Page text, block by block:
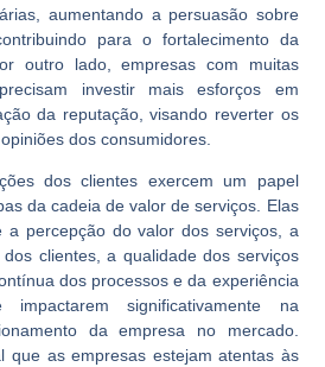
aumentando a persuasão sobre
para o fortalecimento da
outro lado, empresas com muitas
investir mais esforços em
da reputação, visando reverter os
dos consumidores.
dos clientes exercem um papel
da cadeia de valor de serviços. Elas
a percepção do valor dos serviços, a
clientes, a qualidade dos serviços
dos processos e da experiência
significativamente na
da empresa no mercado.
que as empresas estejam atentas às